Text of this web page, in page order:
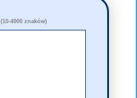
(10-4000 znaków)